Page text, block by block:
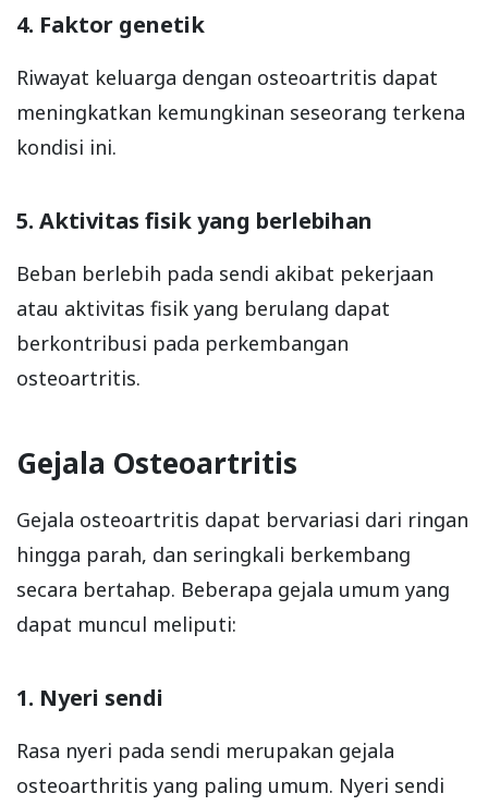
4. Faktor genetik
Riwayat keluarga dengan osteoartritis dapat
meningkatkan kemungkinan seseorang terkena
kondisi ini.
5. Aktivitas fisik yang berlebihan
Beban berlebih pada sendi akibat pekerjaan
atau aktivitas fisik yang berulang dapat
berkontribusi pada perkembangan
osteoartritis.
Gejala Osteoartritis
Gejala osteoartritis dapat bervariasi dari ringan
hingga parah, dan seringkali berkembang
secara bertahap. Beberapa gejala umum yang
dapat muncul meliputi:
1. Nyeri sendi
Rasa nyeri pada sendi merupakan gejala
osteoarthritis yang paling umum. Nyeri sendi